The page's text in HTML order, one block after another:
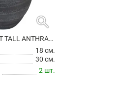
search
ВАЗА JOYCE POT TALL ANTHRACITE
18 см.
30 см.
2 шт.